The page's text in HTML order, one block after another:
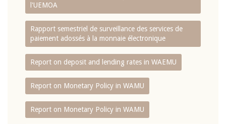
l'UEMOA
Rapport semestriel de surveillance des services de
paiement adossés à la monnaie électronique
Report on deposit and lending rates in WAEMU
Report on Monetary Policy in WAMU
Report on Monetary Policy in WAMU